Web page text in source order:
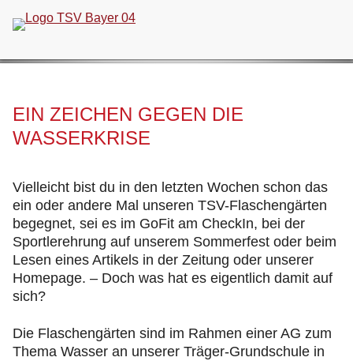
überspringen
EIN ZEICHEN GEGEN DIE
WASSERKRISE
Vielleicht bist du in den letzten Wochen schon das
ein oder andere Mal unseren TSV-Flaschengärten
begegnet, sei es im GoFit am CheckIn, bei der
Sportlerehrung auf unserem Sommerfest oder beim
Lesen eines Artikels in der Zeitung oder unserer
Homepage. – Doch was hat es eigentlich damit auf
sich?
Die Flaschengärten sind im Rahmen einer AG zum
Thema Wasser an unserer Träger-Grundschule in